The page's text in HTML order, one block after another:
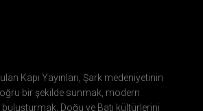
Kapı Yayınları, Şark medeniyetinin
doğru bir şekilde sunmak, modern
buluşturmak, Doğu ve Batı kültürlerini